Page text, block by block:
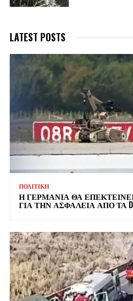
LATEST POSTS
ΠΟΛΙΤΙΚΗ
Η ΓΕΡΜΑΝΙΑ ΘΑ
ΓΙΑ ΤΗΝ ΑΣΦΑΛΕΙΑ ΑΠΟ ΤΑ